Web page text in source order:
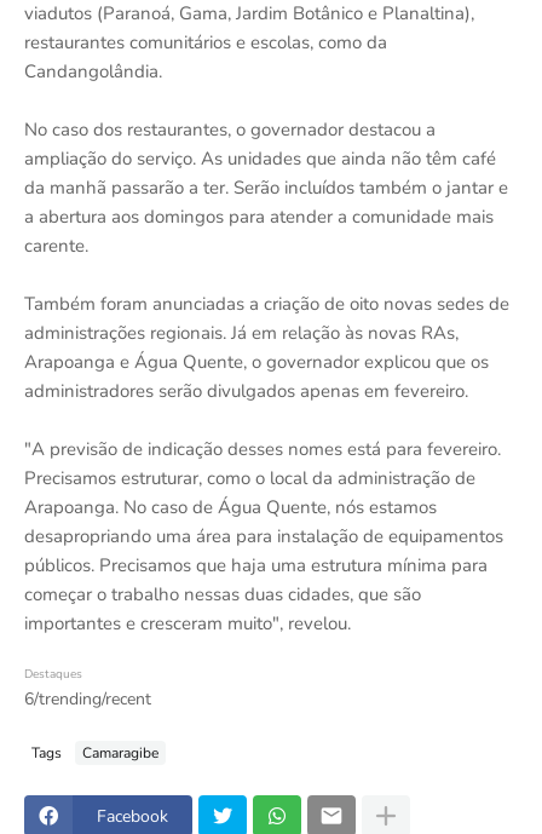
viadutos (Paranoá, Gama, Jardim Botânico e Planaltina),
restaurantes comunitários e escolas, como da
Candangolândia.
No caso dos restaurantes, o governador destacou a
ampliação do serviço. As unidades que ainda não têm café
da manhã passarão a ter. Serão incluídos também o jantar e
a abertura aos domingos para atender a comunidade mais
carente.
Também foram anunciadas a criação de oito novas sedes de
administrações regionais. Já em relação às novas RAs,
Arapoanga e Água Quente, o governador explicou que os
administradores serão divulgados apenas em fevereiro.
"A previsão de indicação desses nomes está para fevereiro.
Precisamos estruturar, como o local da administração de
Arapoanga. No caso de Água Quente, nós estamos
desapropriando uma área para instalação de equipamentos
públicos. Precisamos que haja uma estrutura mínima para
começar o trabalho nessas duas cidades, que são
importantes e cresceram muito", revelou.
Destaques
6/trending/recent
Tags Camaragibe
Facebook